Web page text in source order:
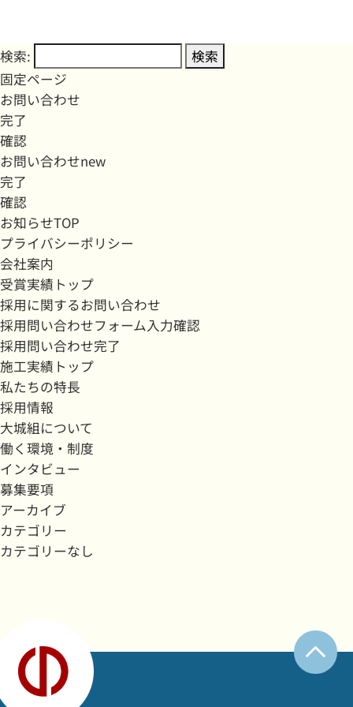
検索:
固定ページ
お問い合わせ
完了
確認
お問い合わせnew
完了
確認
お知らせTOP
プライバシーポリシー
会社案内
受賞実績トップ
採用に関するお問い合わせ
採用問い合わせフォーム入力確認
採用問い合わせ完了
施工実績トップ
私たちの特長
採用情報
大城組について
働く環境・制度
インタビュー
募集要項
アーカイブ
カテゴリー
カテゴリーなし